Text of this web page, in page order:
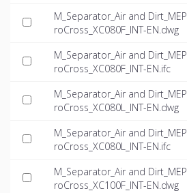
M_Separator_Air and
roCross_XC080F_INT-EN.dwg
M_Separator_Air and
roCross_XC080F_INT-EN.ifc
M_Separator_Air and
roCross_XC080L_INT-EN.dwg
M_Separator_Air and
roCross_XC080L_INT-EN.ifc
M_Separator_Air and
roCross_XC100F_INT-EN.dwg